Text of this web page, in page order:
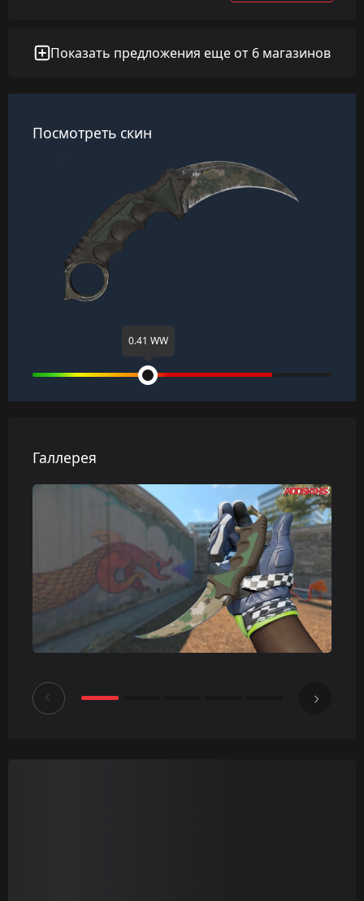
Показать предложения еще от 6 магазинов
Посмотреть скин
0.41 WW
Галлерея